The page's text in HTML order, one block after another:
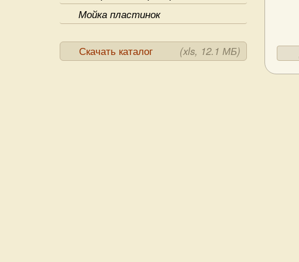
Мойка пластинок
Скачать каталог (xls, 12.1 МБ)